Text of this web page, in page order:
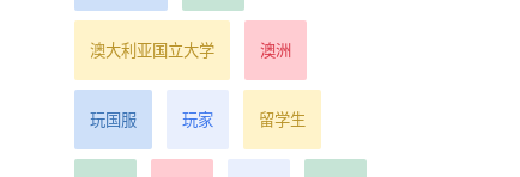
澳大利亚国立大学 澳洲
玩国服 玩家 留学生